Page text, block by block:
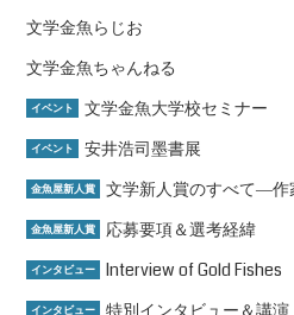
文学金魚らじお
文学金魚ちゃんねる
イベント 文学金魚大学校セミナー
イベント 安井浩司墨書展
金魚屋新人賞 文学新人賞のすべて―作
金魚屋新人賞 応募要項＆選考経緯
インタビュー Interview of Gold Fishes
インタビュー 特別インタビュー＆講演